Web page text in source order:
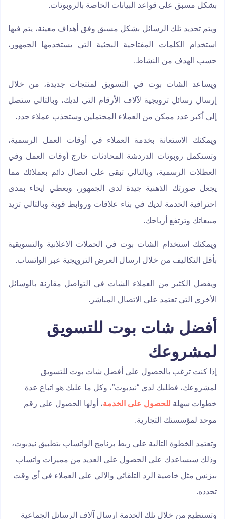
بشكل مسبق على قواعد البيانات الخاصة بالروبوتات.
ويتم تحديد تلك الرسائل بشكل مسبق وفق أهداف معينة، يتم فيها
استخدام الكلمات المفتاحية البحثية التي يستخدمها الجمهور،
حسب الهدف من النشاط.
ويساعد الشات بوت في التسويق لمنتجات جديدة، من خلال
إرسال رسائل ترويجية لآلاف الأرقام التي لديك، وبالتالي ستصل
إلى أكبر عدد ممكن من العملاء المحتملين وستجذب عملاء جدد.
ويمكنك الاستعانة بخدمة العملاء في أوقات العمل الرسمية،
وتستكمل روبوتات الدردشة المحادثات خارج أوقات العمل وفي
العطلات الرسمية، وبالتالي تبقى على اتصال دائم بعملائك مما
يجعل صورتك الذهنية جيدة لدى الجمهور، ويعطي ايحاء بمدى
احترافية الخدمة لديك في بناء علاقات وروابط قوية وبالتالي تزيد
مبيعاتك وترتفع أرباحك.
ويمكنك استخدام الشات بوت في الحملات الاعلانية والتسويقية
بأقل التكاليف من خلال ارسال العرض الترويجية عبر الواتساب.
ويفضل الكثير من العملاء الشات في التواصل مقارنة بالوسائل
الأخرى التي تعتمد على الاتصال المباشر.
أفضل شات بوت للتسويق
لمشروعك
إذا كنت ترغب بالحصول على أفضل شات بوت للتسويق
لمشروعك، فطلبك لدى “نيدبوت”، وكل ما عليك هو اتباع عدة
خطوات سهلة للحصول على الخدمة، أولها الحصول على رقم
موحد لمؤسستك التجارية.
وتعتمد الخطوة التالية على ربط برنامج الواتساب بتطبيق نيدبوت،
وذلك سيساعدك على الحصول على العديد من مميزات واتساب
بيزنس مثل خاصية الرد التلقائي والآلي على العملاء في أي وقت
تحدده.
وتستطيع من خلال تلك الخدمة ارسال آلاف الرسائل الجماعية